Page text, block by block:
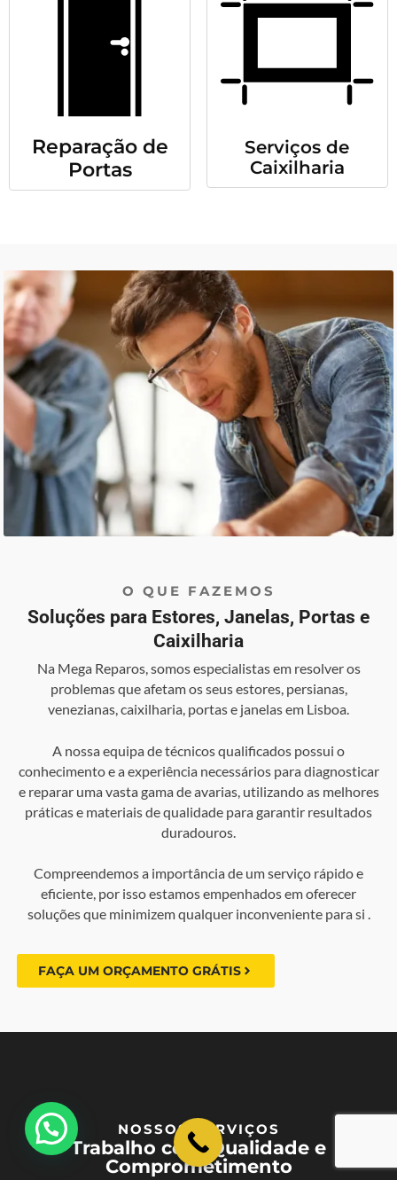
Reparação de
Portas
Serviços de
Caixilharia
O QUE FAZEMOS
Soluções para Estores, Janelas, Portas e
Caixilharia
Na Mega Reparos, somos especialistas em resolver os
problemas que afetam os seus estores, persianas,
venezianas, caixilharia, portas e janelas em Lisboa.
A nossa equipa de técnicos qualificados possui o
conhecimento e a experiência necessários para diagnosticar
e reparar uma vasta gama de avarias, utilizando as melhores
práticas e materiais de qualidade para garantir resultados
duradouros.
Compreendemos a importância de um serviço rápido e
eficiente, por isso estamos empenhados em oferecer
soluções que minimizem qualquer inconveniente para si .
FAÇA UM ORÇAMENTO GRÁTIS
NOSSOS SERVIÇOS
Trabalho com Qualidade e
Comprometimento
💬 Como podemos ajudar?